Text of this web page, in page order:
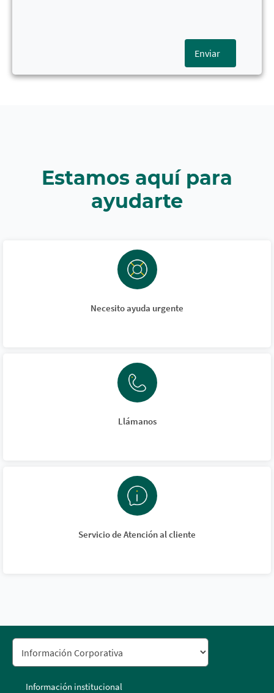
Enviar
Estamos aquí para
ayudarte
Necesito ayuda urgente
Llámanos
Servicio de Atención al cliente
Información institucional